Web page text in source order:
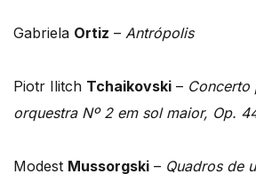
Gabriela Ortiz – Antrópolis
Piotr Ilitch Tchaikovski – Concerto
orquestra Nº 2 em sol maior, Op.
Modest Mussorgski – Quadros de